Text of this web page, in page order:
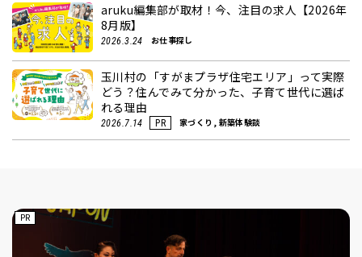
aruku編集部が取材！今、注目の求人【2026年
8月版】
2026.3.24 お仕事探し
玉川村の「すがまプラザ住宅エリア」って実際
どう？住んでみて分かった、子育て世代に選ば
れる理由
2026.7.14 PR 家づくり, 新築体験談
PR